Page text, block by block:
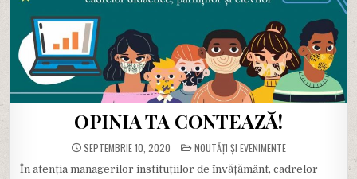
OPINIA TA CONTEAZĂ!
SEPTEMBRIE 10, 2020 POSTED
IN
NOUTĂȚI ȘI EVENIMENTE
În atenția managerilor instituțiilor de învățământ, cadrelor